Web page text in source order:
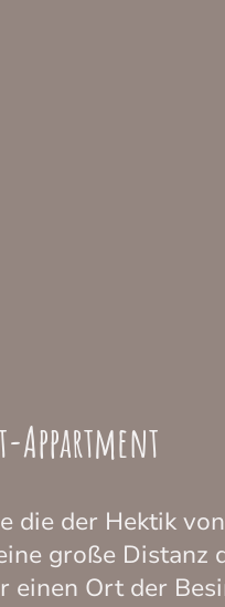
Appartment
die der Hektik
große Distanz
einen Ort der